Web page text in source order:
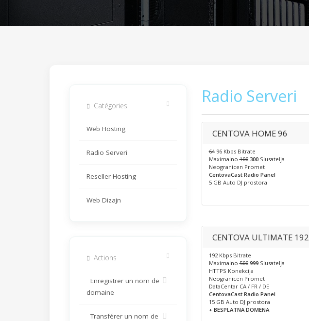
Catégories
Web Hosting
Radio Serveri
Reseller Hosting
Web Dizajn
Actions
Enregistrer un nom de
domaine
Transférer un nom de
Radio Serveri
CENTOVA HOME 96
6496 Kbps Bitrate
Maximalno100 300Slusatelja
Neogranicen Promet
CentovaCast Radio Panel
5 GB Auto DJ prostora
CENTOVA ULTIMATE 192
192 Kbps Bitrate
Maximalno500 999Slusatelja
HTTPS Konekcija
Neogranicen Promet
DataCentar CA / FR / DE
CentovaCast Radio Panel
15 GB Auto DJ prostora
+ BESPLATNA DOMENA